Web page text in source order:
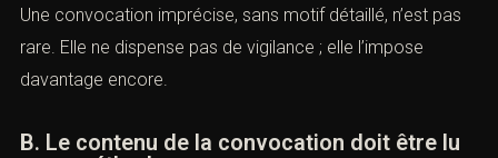
Une convocation imprécise, sans motif détaillé, n’est pas
rare. Elle ne dispense pas de vigilance ; elle l’impose